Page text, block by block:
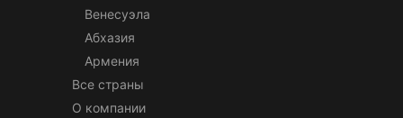
Венесуэла
Абхазия
Армения
Все страны
О компании